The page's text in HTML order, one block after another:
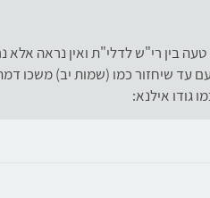
בין רי"ש לדלי"ת ואין נראה אלא
עד שיחזור כמו (שמות יב) משכו
גודו אילנא: